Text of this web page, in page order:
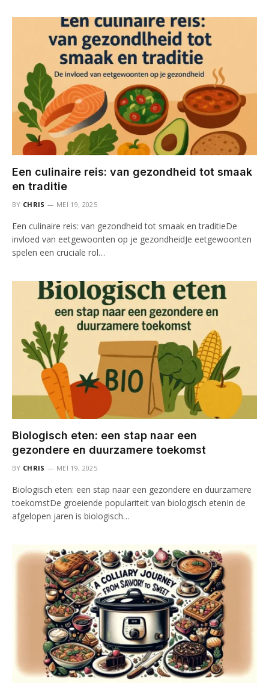
Een culinaire reis: van gezondheid tot smaak
en traditie
BY CHRIS MEI 19, 2025
Een culinaire reis: van gezondheid tot smaak en traditieDe
invloed van eetgewoonten op je gezondheidJe eetgewoonten
spelen een cruciale rol…
Biologisch eten: een stap naar een
gezondere en duurzamere toekomst
BY CHRIS MEI 19, 2025
Biologisch eten: een stap naar een gezondere en duurzamere
toekomstDe groeiende populariteit van biologisch etenIn de
afgelopen jaren is biologisch…